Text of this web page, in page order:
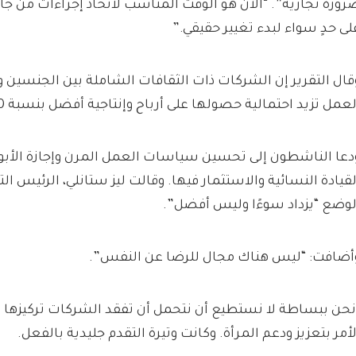
تجارية”. “الآن هو الوقت المناسب لاتخاذ إجراءات من
حدٍ سواء لبدء تغيير حقيقي.”
التقرير إن الشركات ذات الثقافات الشاملة بين
تزيد احتمالية حصولها على أرباح وإنتاجية أفضل بنسبة 60 في المائة.
الناشطون إلى تحسين سياسات العمل المرن وإجازة
النسائية والاستثمار فيها. وقالت ليز ستانلي، الرئيس
“يزداد سوءًا وليس أفضل”.
“ليس هناك مجال للرضا عن النفس”.
ببساطة لا نستطيع أن نتحمل أن تفقد الشركات تركيزها
بتعزيز ودعم المرأة. وكانت وتيرة التقدم جليدية بالفعل.